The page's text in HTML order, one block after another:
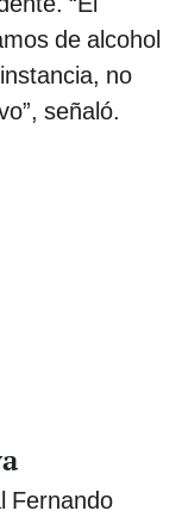
de alcohol
no
señaló.
Fernando